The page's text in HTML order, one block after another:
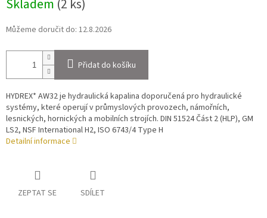
cena:
Skladem (2 ks)
Můžeme doručit do: 12.8.2026
Přidat do košíku
HYDREX* AW32 je hydraulická kapalina doporučená pro hydraulické
systémy, které operují v průmyslových provozech, námořních,
lesnických, hornických a mobilních strojích. DIN 51524 Část 2 (HLP), GM
LS2, NSF International H2, ISO 6743/4 Type H
Detailní informace
ZEPTAT SE SDÍLET